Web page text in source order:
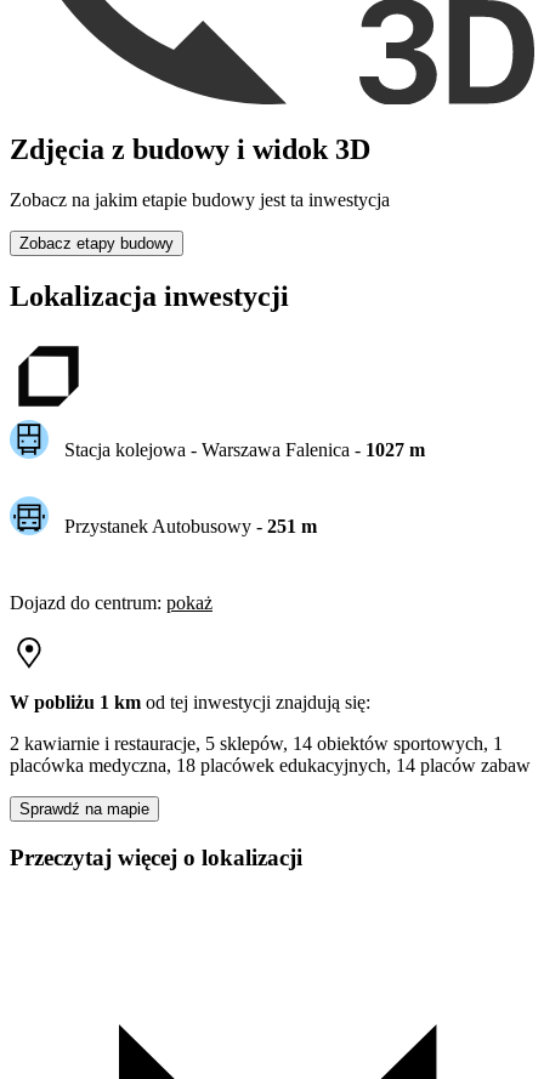
Zdjęcia z budowy i widok 3D
Zobacz na jakim etapie budowy jest ta inwestycja
Zobacz etapy budowy
Lokalizacja inwestycji
Stacja kolejowa - Warszawa Falenica - 1027m
Przystanek Autobusowy - 251 m
Dojazd do centrum: pokaż
W pobliżu 1 km od tej inwestycji znajdują się:
2 kawiarnie i restauracje, 5 sklepów, 14 obiektów sportowych, 1
placówka medyczna, 18 placówek edukacyjnych, 14 placów zabaw
Sprawdź na mapie
Przeczytaj więcej o lokalizacji